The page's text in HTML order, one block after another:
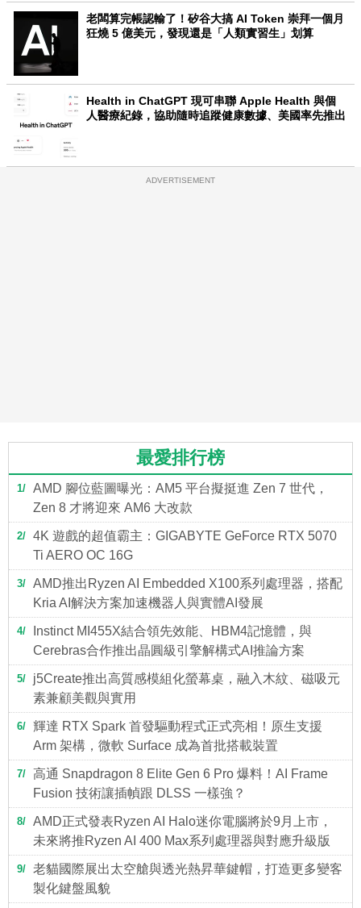
老闆算完帳認輸了！矽谷大搞 AI Token 崇拜一個月
狂燒 5 億美元，發現還是「人類實習生」划算
Health in ChatGPT 現可串聯 Apple Health 與個
人醫療紀錄，協助隨時追蹤健康數據、美國率先推出
ADVERTISEMENT
最愛排行榜
1
AMD 腳位藍圖曝光：AM5 平台擬挺進 Zen 7 世代，
Zen 8 才將迎來 AM6 大改款
2
4K 遊戲的超值霸主：GIGABYTE GeForce RTX 5070
Ti AERO OC 16G
3
AMD推出Ryzen AI Embedded X100系列處理器，搭配
Kria AI解決方案加速機器人與實體AI發展
4
Instinct MI455X結合領先效能、HBM4記憶體，與
Cerebras合作推出晶圓級引擎解構式AI推論方案
5
j5Create推出高質感模組化螢幕桌，融入木紋、磁吸元
素兼顧美觀與實用
6
輝達 RTX Spark 首發驅動程式正式亮相！原生支援
Arm 架構，微軟 Surface 成為首批搭載裝置
7
高通 Snapdragon 8 Elite Gen 6 Pro 爆料！AI Frame
Fusion 技術讓插幀跟 DLSS 一樣強？
8
AMD正式發表Ryzen AI Halo迷你電腦將於9月上市，
未來將推Ryzen AI 400 Max系列處理器與對應升級版
9
老貓國際展出太空艙與透光熱昇華鍵帽，打造更多變客
製化鍵盤風貌